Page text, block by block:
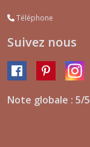
Téléphone
Suivez nous
Note globale : 5/5